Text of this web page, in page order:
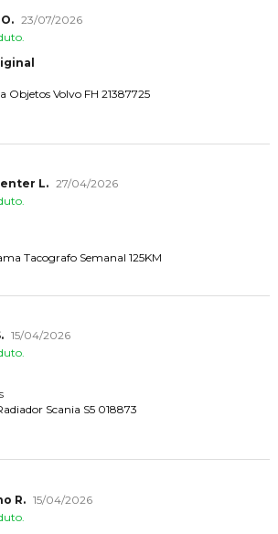
23/07/2026
Volvo FH 21387725
L. 27/04/2026
Tacografo Semanal 125KM
15/04/2026
Scania S5 018873
R. 15/04/2026